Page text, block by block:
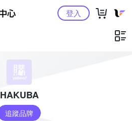
Yahoo購物中心登入
HAKUBA
追蹤品牌